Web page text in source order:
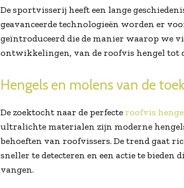
De sportvisserij heeft een lange
geavanceerde technologieën worden er
geïntroduceerd die de manier waarop we
ontwikkelingen, van de roofvis hengel tot
Hengels en molens van de
De zoektocht naar de perfecte roofvis
ultralichte materialen zijn moderne
behoeften van roofvissers. De trend gaat
sneller te detecteren en een actie te
vangen.